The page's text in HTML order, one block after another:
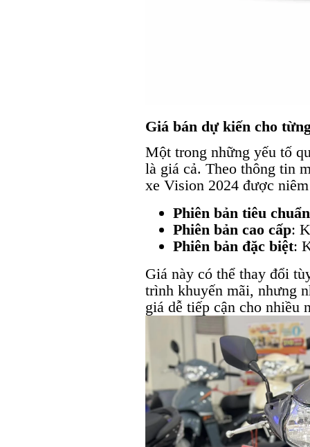
Giá bán dự kiến cho
Một trong những yếu tố
là giá cả. Theo thông tin
xe Vision 2024 được
Phiên bản tiêu chuẩn
Phiên bản cao cấp:
Phiên bản đặc biệt:
Giá này có thể thay đổi
trình khuyến mãi, nhưng
giá dễ tiếp cận cho nhiều